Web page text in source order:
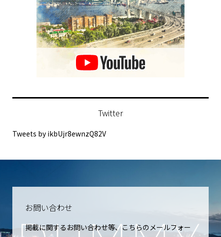
Twitter
Tweets by ikbUjr8ewnzQ82V
お問い合わせ
掲載に関するお問い合わせ等、こちらのメールフォー